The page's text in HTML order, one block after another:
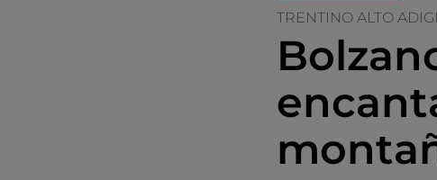
TRENTINO ALTO